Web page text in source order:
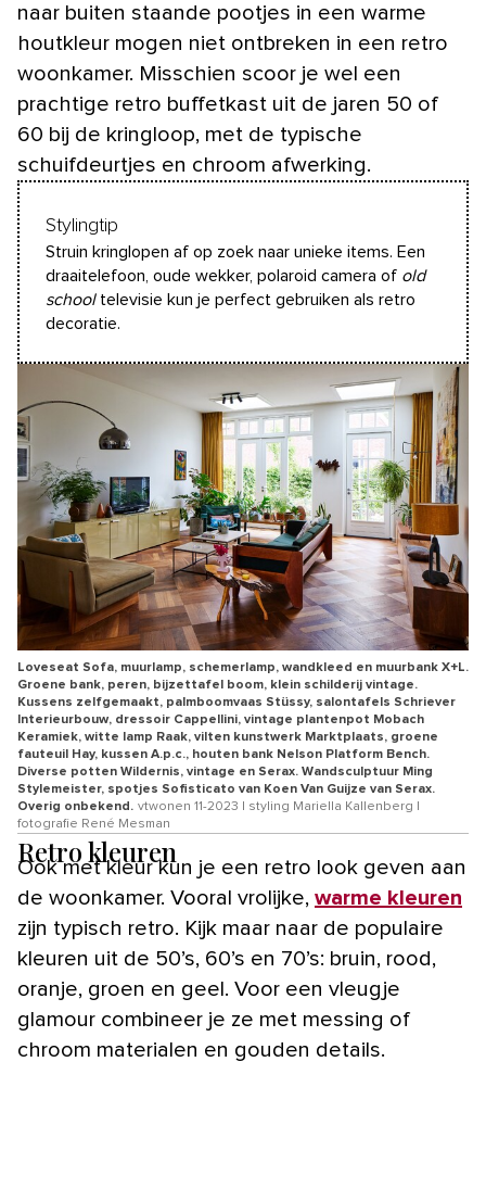
naar buiten staande pootjes in een warme
houtkleur mogen niet ontbreken in een retro
woonkamer. Misschien scoor je wel een
prachtige retro buffetkast uit de jaren 50 of
60 bij de kringloop, met de typische
schuifdeurtjes en chroom afwerking.
Stylingtip
Struin kringlopen af op zoek naar unieke items. Een
draaitelefoon, oude wekker, polaroid camera of old
schooltelevisie kun je perfect gebruiken als retro
decoratie.
Loveseat Sofa, muurlamp, schemerlamp, wandkleed en muurbank X+L.
Groene bank, peren, bijzettafel boom, klein schilderij vintage.
Kussens zelfgemaakt, palmboomvaas Stüssy, salontafels Schriever
Interieurbouw, dressoir Cappellini, vintage plantenpot Mobach
Keramiek, witte lamp Raak, vilten kunstwerk Marktplaats, groene
fauteuil Hay, kussen A.p.c., houten bank Nelson Platform Bench.
Diverse potten Wildernis, vintage en Serax. Wandsculptuur Ming
Stylemeister, spotjes Sofisticato van Koen Van Guijze van Serax.
Overig onbekend. vtwonen 11-2023 | styling Mariella Kallenberg |
fotografie René Mesman
Retro kleuren
Ook met kleur kun je een retro look geven aan
de woonkamer. Vooral vrolijke, warme kleuren
zijn typisch retro. Kijk maar naar de populaire
kleuren uit de 50’s, 60’s en 70’s: bruin, rood,
oranje, groen en geel. Voor een vleugje
glamour combineer je ze met messing of
chroom materialen en gouden details.